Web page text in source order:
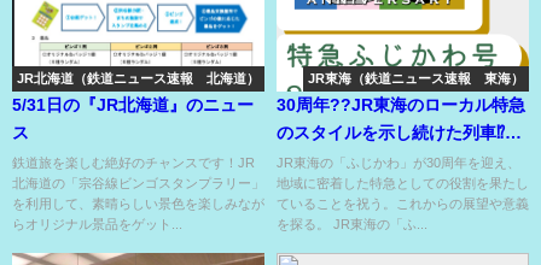
JR北海道（鉄道ニュース速報 北海道）
5/31日の『JR北海道』のニュー
ス
鉄道旅を楽しむ絶好のチャンスです！JR
北海道の「宗谷線ビンゴスタンプラリー」
を利用して、素晴らしい景色を楽しみなが
らオリジナル景品をゲット...
JR東海（鉄道ニュース速報 東海）
30周年??JR東海のローカル特急
のスタイルを示し続けた列車⁉オ
リジナルグッズも販売！
JR東海の「ふじかわ」が30周年を迎え、
地域に密着した特急としての役割を果たし
ていることを祝う。これからの展望や意義
を探る。 JR東海の「ふ...